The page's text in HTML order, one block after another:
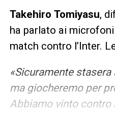
Takehiro Tomiyasu,
ha parlato ai
match contro l’Inter.
«Sicuramente
ma giocheremo per
Abbiamo vinto contro